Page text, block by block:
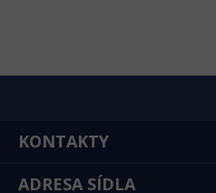
KONTAKTY
ADRESA SÍDLA